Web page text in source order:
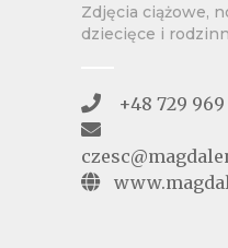
Zdjęcia ciążowe,
dziecięce i
+48 729 969